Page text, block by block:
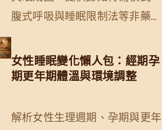
腹式呼吸與睡眠限制法等非藥…
女性睡眠變化懶人包：經期孕
期更年期體溫與環境調整
解析女性生理週期、孕期與更年